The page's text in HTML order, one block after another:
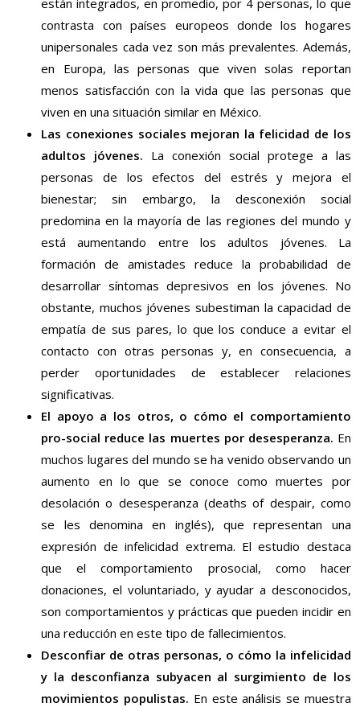
están integrados, en promedio, por 4 personas, lo que
contrasta con países europeos donde los hogares
unipersonales cada vez son más prevalentes. Además,
en Europa, las personas que viven solas reportan
menos satisfacción con la vida que las personas que
viven en una situación similar en México.
Las conexiones sociales mejoran la felicidad de los
adultos jóvenes. La conexión social protege a las
personas de los efectos del estrés y mejora el
bienestar; sin embargo, la desconexión social
predomina en la mayoría de las regiones del mundo y
está aumentando entre los adultos jóvenes. La
formación de amistades reduce la probabilidad de
desarrollar síntomas depresivos en los jóvenes. No
obstante, muchos jóvenes subestiman la capacidad de
empatía de sus pares, lo que los conduce a evitar el
contacto con otras personas y, en consecuencia, a
perder oportunidades de establecer relaciones
significativas.
El apoyo a los otros, o cómo el comportamiento
pro-social reduce las muertes por desesperanza. En
muchos lugares del mundo se ha venido observando un
aumento en lo que se conoce como muertes por
desolación o desesperanza (deaths of despair, como
se les denomina en inglés), que representan una
expresión de infelicidad extrema. El estudio destaca
que el comportamiento prosocial, como hacer
donaciones, el voluntariado, y ayudar a desconocidos,
son comportamientos y prácticas que pueden incidir en
una reducción en este tipo de fallecimientos.
Desconfiar de otras personas, o cómo la infelicidad
y la desconfianza subyacen al surgimiento de los
movimientos populistas. En este análisis se muestra